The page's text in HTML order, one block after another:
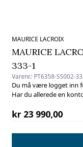
MAURICE LACROIX
MAURICE
333-1
Varenr.: PT6358-SS002-
Du må være logget inn
Har du allerede en
kr 23 990,00